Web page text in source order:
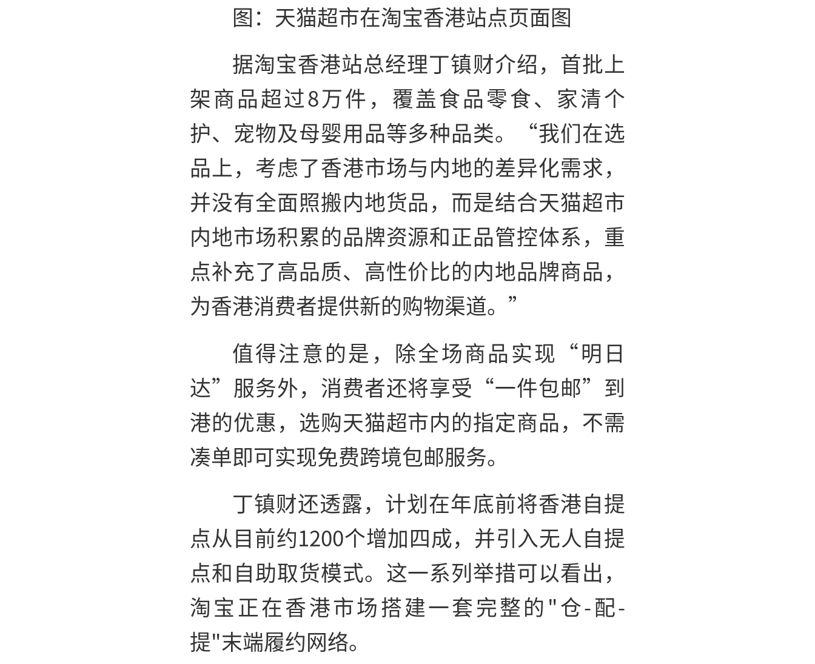
图：天猫超市在淘宝香港站点页面图
据淘宝香港站总经理丁镇财介绍，首批上
架商品超过8万件，覆盖食品零食、家清个
护、宠物及母婴用品等多种品类。“我们在选
品上，考虑了香港市场与内地的差异化需求，
并没有全面照搬内地货品，而是结合天猫超市
内地市场积累的品牌资源和正品管控体系，重
点补充了高品质、高性价比的内地品牌商品，
为香港消费者提供新的购物渠道。”
值得注意的是，除全场商品实现“明日
达”服务外，消费者还将享受“一件包邮”到
港的优惠，选购天猫超市内的指定商品，不需
凑单即可实现免费跨境包邮服务。
丁镇财还透露，计划在年底前将香港自提
点从目前约1200个增加四成，并引入无人自提
点和自助取货模式。这一系列举措可以看出，
淘宝正在香港市场搭建一套完整的"仓-配-
提"末端履约网络。